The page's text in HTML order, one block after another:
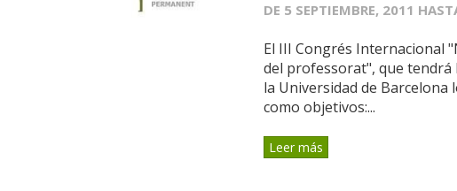
DE 5 SEPTIEMBRE, 2011
El III Congrés Internacional
del professorat", que tendrá
la Universidad de Barcelona
como objetivos:...
Leer más